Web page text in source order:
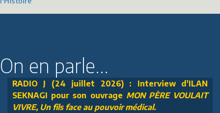
On en parle...
RADIO J (24 juillet 2026) : Interview d'ILAN
SEKNAGI pour son ouvrage MON PÈRE VOULAIT
VIVRE, Un fils face au pouvoir médical.